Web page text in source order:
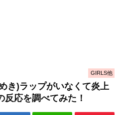
GIRLS他
き)ラップがいなくて炎上
反応を調べてみた！